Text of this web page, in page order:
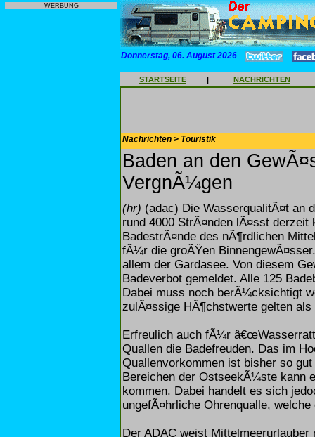
WERBUNG
Donnerstag, 06. August 2026
STARTSEITE | NACHRICHTEN
Nachrichten > Touristik
Baden an den
VergnÃ¼gen
(hr) (adac) Die WasserqualitÃ¤t an
rund 4000 StrÃ¤nden lÃ¤sst
BadestrÃ¤nde des nÃ¶rdlichen
fÃ¼r die groÃŸen
allem der Gardasee. Von diesem
Badeverbot gemeldet. Alle 125
Dabei muss noch berÃ¼cksichtigt
zulÃ¤ssige HÃ¶chstwerte gelten
Erfreulich auch fÃ¼r
Quallen die Badefreuden. Das im
Quallenvorkommen ist bisher so
Bereichen der OstseekÃ¼ste kann
kommen. Dabei handelt es sich
ungefÃ¤hrliche Ohrenqualle,
Der ADAC weist